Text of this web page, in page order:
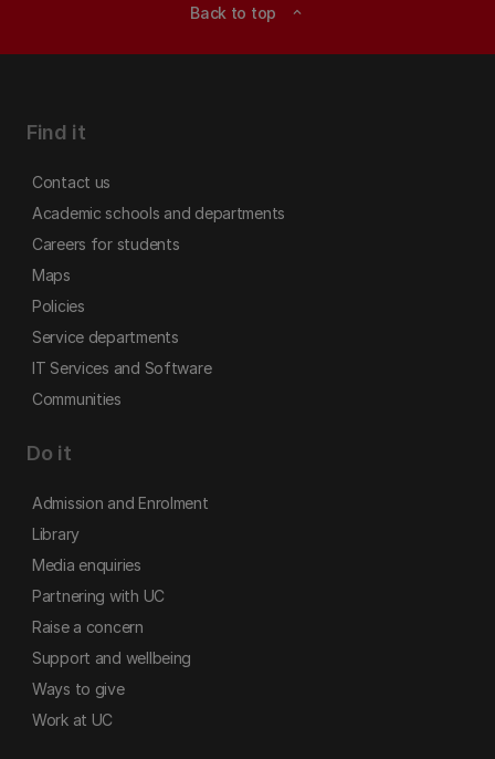
Back to top expand_less
Find it
Contact us
Academic schools and departments
Careers for students
Maps
Policies
Service departments
IT Services and Software
Communities
Do it
Admission and Enrolment
Library
Media enquiries
Partnering with UC
Raise a concern
Support and wellbeing
Ways to give
Work at UC